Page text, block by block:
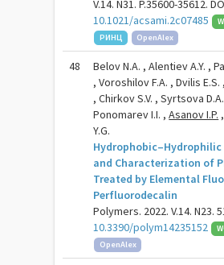
V.14. N31. P.35600-35612.
10.1021/acsami.2c07485
РИНЦ
OpenAlex
48
Belov N.A. , Alentiev A.Y. ,
, Voroshilov F.A. , Dvilis E.S.
, Chirkov S.V. , Syrtsova
Ponomarev I.I. ,Asanov I.P.
Y.G.
Hydrophobic–Hydrophilic
and Characterization of
Treated by Elemental
Perfluorodecalin
Polymers. 2022. V.14. N23.
10.3390/polym14235152
OpenAlex